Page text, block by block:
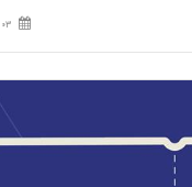
03 اسفند 20